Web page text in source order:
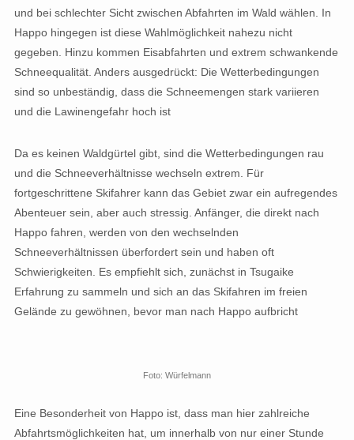
und bei schlechter Sicht zwischen Abfahrten im Wald wählen. In
Happo hingegen ist diese Wahlmöglichkeit nahezu nicht
gegeben. Hinzu kommen Eisabfahrten und extrem schwankende
Schneequalität. Anders ausgedrückt: Die Wetterbedingungen
sind so unbeständig, dass die Schneemengen stark variieren
und die Lawinengefahr hoch ist
Da es keinen Waldgürtel gibt, sind die Wetterbedingungen rau
und die Schneeverhältnisse wechseln extrem. Für
fortgeschrittene Skifahrer kann das Gebiet zwar ein aufregendes
Abenteuer sein, aber auch stressig. Anfänger, die direkt nach
Happo fahren, werden von den wechselnden
Schneeverhältnissen überfordert sein und haben oft
Schwierigkeiten. Es empfiehlt sich, zunächst in Tsugaike
Erfahrung zu sammeln und sich an das Skifahren im freien
Gelände zu gewöhnen, bevor man nach Happo aufbricht
Foto: Würfelmann
Eine Besonderheit von Happo ist, dass man hier zahlreiche
Abfahrtsmöglichkeiten hat, um innerhalb von nur einer Stunde